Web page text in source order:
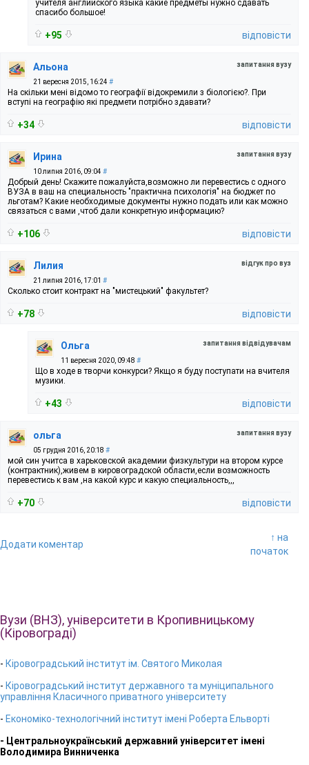
учителя английского языка какие предметы нужно сдавать
спасибо большое!
+95 відповісти
запитання вузу
Альона
21 вересня 2015, 16:24 #
На скільки мені відомо то географії відокремили з біологією?. При
вступі на географію які предмети потрібно здавати?
+34 відповісти
запитання вузу
Ирина
10 липня 2016, 09:04 #
Добрый день! Скажите пожалуйста,возможно ли перевестись с одного
ВУЗА в ваш на специальность "практична психологія" на бюджет по
льготам? Какие необходимые документы нужно подать или как можно
связаться с вами ,чтоб дали конкретную информацию?
+106 відповісти
відгук про вуз
Лилия
21 липня 2016, 17:01 #
Сколько стоит контракт на "мистецький" факультет?
+78 відповісти
запитання відвідувачам
Ольга
11 вересня 2020, 09:48 #
Що в ходе в творчи конкурси? Якщо я буду поступати на вчителя
музики.
+43 відповісти
запитання вузу
ольга
05 грудня 2016, 20:18 #
мой син учитса в харьковской академии физкультури на втором курсе
(контрактник),живем в кировоградской области,если возможность
перевестись к вам ,на какой курс и какую специальность,,,
+70 відповісти
Додати коментар
↑ на
початок
Вузи (ВНЗ), університети в Кропивницькому
(Кіровограді)
- Кіровоградський інститут ім. Святого Миколая
- Кіровоградський інститут державного та муніципального
управління Класичного приватного університету
- Економіко-технологічний інститут імені Роберта Ельворті
- Центральноукраїнський державний університет імені
Володимира Винниченка